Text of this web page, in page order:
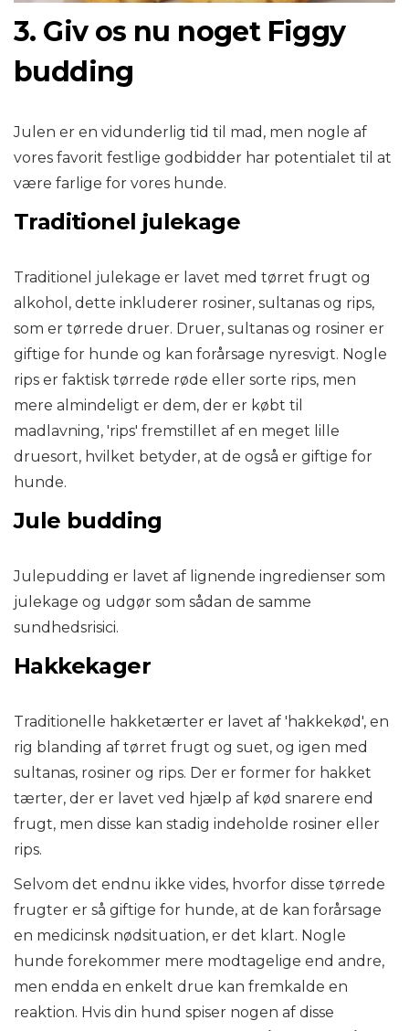
3. Giv os nu noget Figgy
budding
Julen er en vidunderlig tid til mad, men nogle af
vores favorit festlige godbidder har potentialet til at
være farlige for vores hunde.
Traditionel julekage
Traditionel julekage er lavet med tørret frugt og
alkohol, dette inkluderer rosiner, sultanas og rips,
som er tørrede druer. Druer, sultanas og rosiner er
giftige for hunde og kan forårsage nyresvigt. Nogle
rips er faktisk tørrede røde eller sorte rips, men
mere almindeligt er dem, der er købt til
madlavning, 'rips' fremstillet af en meget lille
druesort, hvilket betyder, at de også er giftige for
hunde.
Jule budding
Julepudding er lavet af lignende ingredienser som
julekage og udgør som sådan de samme
sundhedsrisici.
Hakkekager
Traditionelle hakketærter er lavet af 'hakkekød', en
rig blanding af tørret frugt og suet, og igen med
sultanas, rosiner og rips. Der er former for hakket
tærter, der er lavet ved hjælp af kød snarere end
frugt, men disse kan stadig indeholde rosiner eller
rips.
Selvom det endnu ikke vides, hvorfor disse tørrede
frugter er så giftige for hunde, at de kan forårsage
en medicinsk nødsituation, er det klart. Nogle
hunde forekommer mere modtagelige end andre,
men endda en enkelt drue kan fremkalde en
reaktion. Hvis din hund spiser nogen af ​​disse